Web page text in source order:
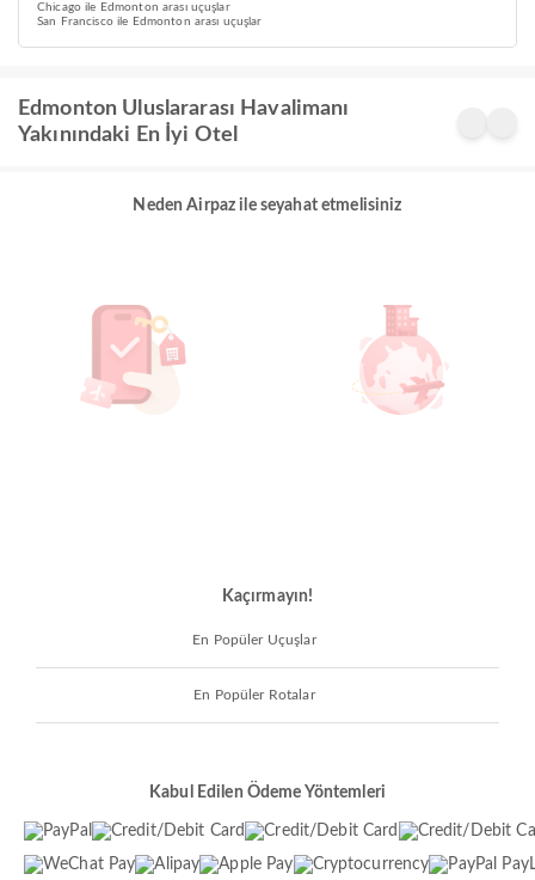
Chicago ile Edmonton arası uçuşlar
San Francisco ile Edmonton arası uçuşlar
Edmonton Uluslararası Havalimanı
Yakınındaki En İyi Otel
Neden Airpaz ile seyahat etmelisiniz
Kaçırmayın!
En Popüler Uçuşlar
En Popüler Rotalar
Kabul Edilen Ödeme Yöntemleri